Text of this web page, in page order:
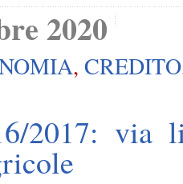
2020
, CREDITO
2017: via